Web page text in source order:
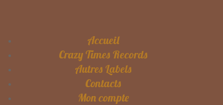
Accueil
Crazy Times Records
Autres Labels
Contacts
Mon compte